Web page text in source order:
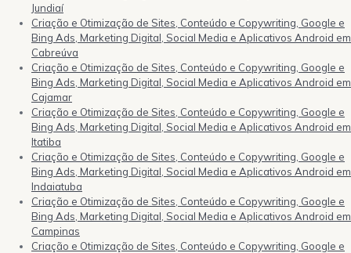
Jundiaí
Criação e Otimização de Sites, Conteúdo e Copywriting, Google e
Bing Ads, Marketing Digital, Social Media e Aplicativos Android em
Cabreúva
Criação e Otimização de Sites, Conteúdo e Copywriting, Google e
Bing Ads, Marketing Digital, Social Media e Aplicativos Android em
Cajamar
Criação e Otimização de Sites, Conteúdo e Copywriting, Google e
Bing Ads, Marketing Digital, Social Media e Aplicativos Android em
Itatiba
Criação e Otimização de Sites, Conteúdo e Copywriting, Google e
Bing Ads, Marketing Digital, Social Media e Aplicativos Android em
Indaiatuba
Criação e Otimização de Sites, Conteúdo e Copywriting, Google e
Bing Ads, Marketing Digital, Social Media e Aplicativos Android em
Campinas
Criação e Otimização de Sites, Conteúdo e Copywriting, Google e